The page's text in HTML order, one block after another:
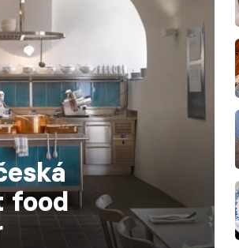
food